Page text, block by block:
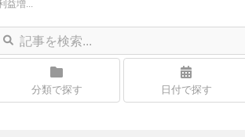
益増...
分類で探す 日付で探す